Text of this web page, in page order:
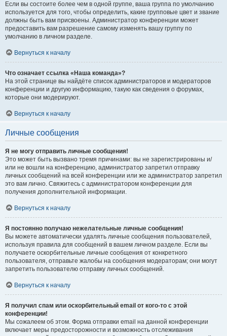
Если вы состоите более чем в одной группе, ваша группа по умолчанию
используется для того, чтобы определить, какие групповые цвет и звание
должны быть вам присвоены. Администратор конференции может
предоставить вам разрешение самому изменять вашу группу по
умолчанию в личном разделе.
Вернуться к началу
Что означает ссылка «Наша команда»?
На этой странице вы найдёте список администраторов и модераторов
конференции и другую информацию, такую как сведения о форумах,
которые они модерируют.
Вернуться к началу
Личные сообщения
Я не могу отправить личные сообщения!
Это может быть вызвано тремя причинами: вы не зарегистрированы и/
или не вошли на конференцию, администратор запретил отправку
личных сообщений на всей конференции или же администратор запретил
это вам лично. Свяжитесь с администратором конференции для
получения дополнительной информации.
Вернуться к началу
Я постоянно получаю нежелательные личные сообщения!
Вы можете автоматически удалять личные сообщения пользователей,
используя правила для сообщений в вашем личном разделе. Если вы
получаете оскорбительные личные сообщения от конкретного
пользователя, отправьте жалобы на сообщения модераторам; они могут
запретить пользователю отправку личных сообщений.
Вернуться к началу
Я получил спам или оскорбительный email от кого-то с этой
конференции!
Мы сожалеем об этом. Форма отправки email на данной конференции
включает меры предосторожности и возможность отслеживания